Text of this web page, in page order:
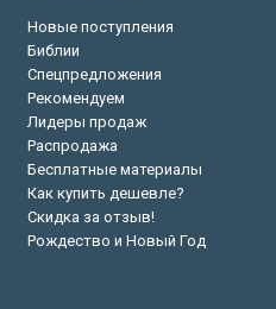
Новые поступления
Библии
Спецпредложения
Рекомендуем
Лидеры продаж
Распродажа
Бесплатные материалы
Как купить дешевле?
Скидка за отзыв!
Рождество и Новый Год